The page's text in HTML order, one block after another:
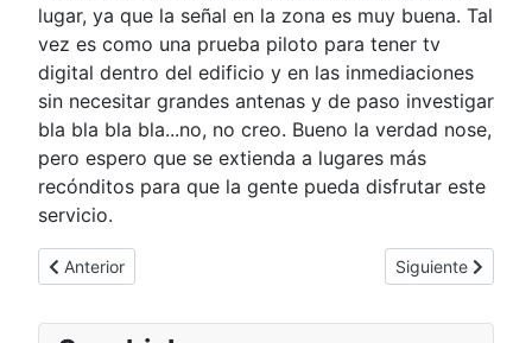
lugar, ya que la señal en la zona es muy buena. Tal
vez es como una prueba piloto para tener tv
digital dentro del edificio y en las inmediaciones
sin necesitar grandes antenas y de paso investigar
bla bla bla bla...no, no creo. Bueno la verdad nose,
pero espero que se extienda a lugares más
recónditos para que la gente pueda disfrutar este
servicio.
Artículo anterior: Kinect SDK
Anterior Artículo
Siguiente